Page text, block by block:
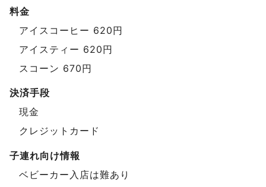
料金
アイスコーヒー 620円
アイスティー 620円
スコーン 670円
決済手段
現金
クレジットカード
子連れ向け情報
ベビーカー入店は難あり